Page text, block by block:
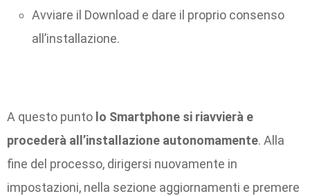
Avviare il Download e dare il proprio consenso
all’installazione.
A questo punto lo Smartphone si riavvierà e
procederà all’installazione autonomamente. Alla
fine del processo, dirigersi nuovamente in
impostazioni, nella sezione aggiornamenti e premere